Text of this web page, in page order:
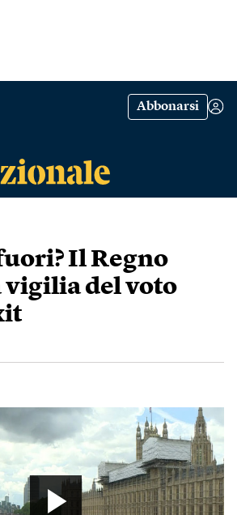
Abbonarsi
Il Regno
vigilia del voto